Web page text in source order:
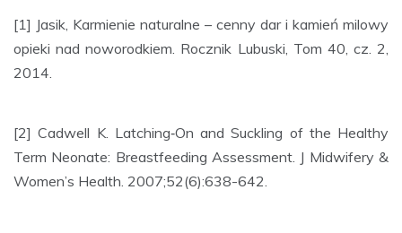
[1] Jasik, Karmienie naturalne – cenny dar i kamień milowy
opieki nad noworodkiem. Rocznik Lubuski, Tom 40, cz. 2,
2014.
[2] Cadwell K. Latching‐On and Suckling of the Healthy
Term Neonate: Breastfeeding Assessment. J Midwifery &
Women’s Health. 2007;52(6):638-642.